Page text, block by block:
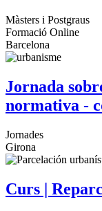
Màsters i Postgraus
Formació Online
Barcelona
Jornada
normativa -
Jornades
Girona
Curs |